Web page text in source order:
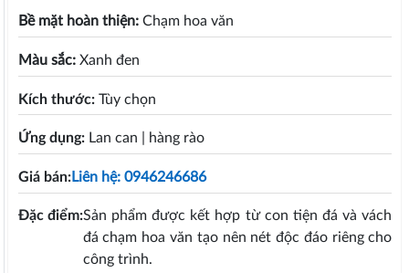
Bề mặt hoàn thiện: Chạm hoa văn
Màu sắc: Xanh đen
Kích thước: Tùy chọn
Ứng dụng: Lan can | hàng rào
Giá bán:Liên hệ: 0946246686
Đặc điểm:Sản phẩm được kết hợp từ con tiện đá và vách
đá chạm hoa văn tạo nên nét độc đáo riêng cho
công trình.